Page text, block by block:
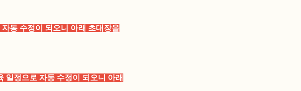
동 수정이 되오니 아래 초대장을
일정으로 자동 수정이 되오니 아래